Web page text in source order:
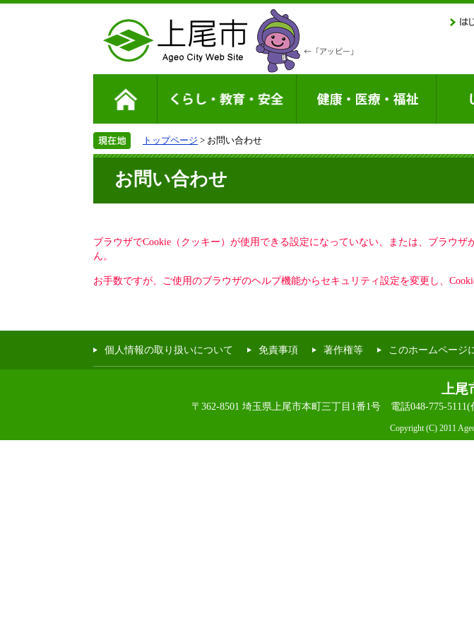
トップページ > お問い合わせ
お問い合わせ
ブラウザでCookie（クッキー）が使用できる設定になっていない、または、ブラウ
ん。
お手数ですが、ご使用のブラウザのヘルプ機能からセキュリティ設定を変更し、
個人情報の取り扱いについて 免責事項 著作権等 このホームページ
上尾
〒362-8501 埼玉県上尾市本町三丁目1番1号 電話048-775-5111(
Copyright (C) 2011